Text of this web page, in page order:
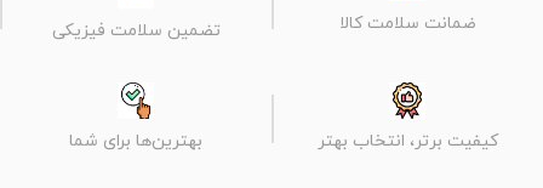
ضمانت سلامت کالا تضمین سلامت فیزیکی
کیفیت برتر، انتخاب بهتر بهترین‌ها برای شما